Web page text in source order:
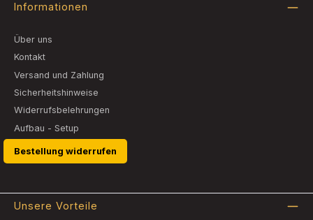
Informationen
Über uns
Kontakt
Versand und Zahlung
Sicherheitshinweise
Widerrufsbelehrungen
Aufbau - Setup
Bestellung widerrufen
Unsere Vorteile